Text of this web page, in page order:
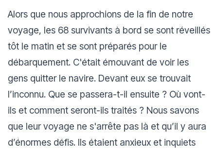
Alors que nous approchions de la fin de notre
voyage, les 68 survivants à bord se sont réveillés
tôt le matin et se sont préparés pour le
débarquement. C'était émouvant de voir les
gens quitter le navire. Devant eux se trouvait
l’inconnu. Que se passera-t-il ensuite ? Où vont-
ils et comment seront-ils traités ? Nous savons
que leur voyage ne s'arrête pas là et qu’il y aura
d’énormes défis. Ils étaient anxieux et inquiets